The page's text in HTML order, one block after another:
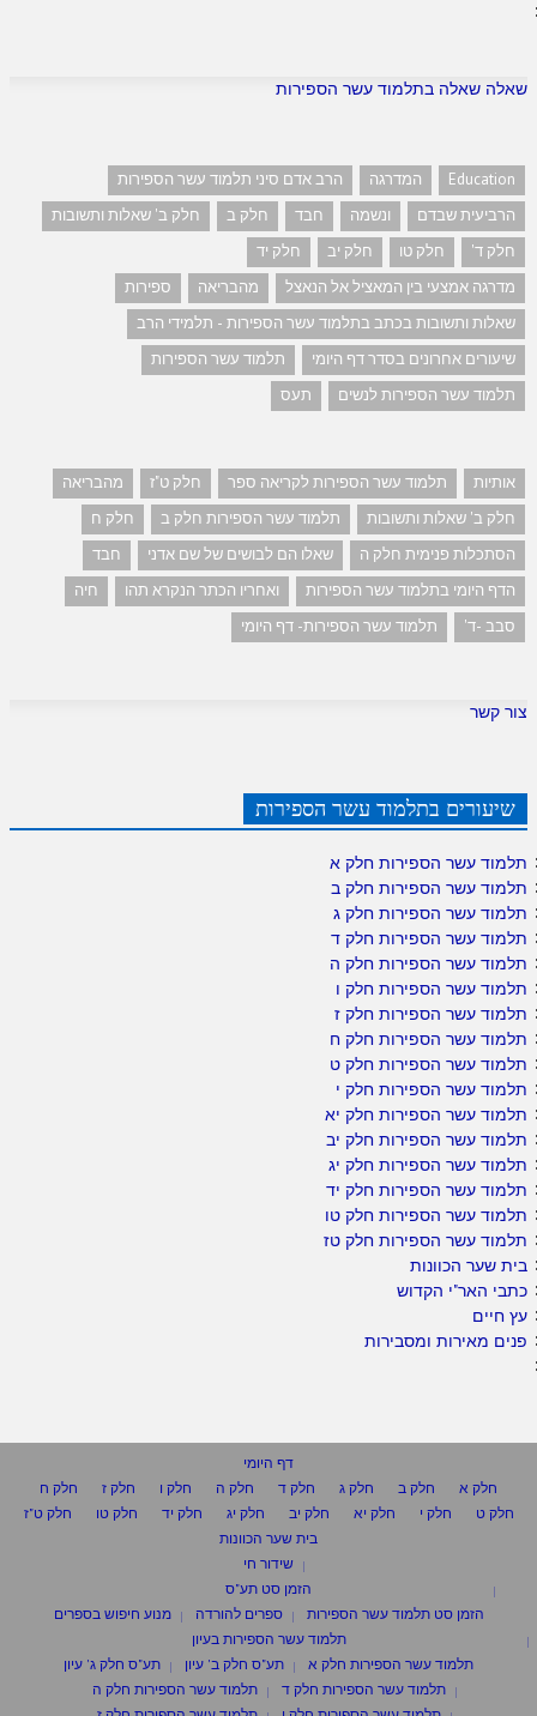
שאלה שאלה בתלמוד עשר הספירות
Education המדרגה
הרב אדם סיני תלמוד עשר הספירות
הרביעית שבדם
ונשמה חבד חלק ב
חלק ב' שאלות ותשובות
חלק ד'
חלק טו חלק יב
חלק יד
מדרגה אמצעי בין המאציל אל הנאצל
מהבריאה
ספירות
שאלות ותשובות בכתב בתלמוד עשר הספירות - תלמידי הרב
שיעורים אחרונים בסדר דף היומי
תלמוד עשר הספירות
תלמוד עשר הספירות לנשים
תעס
אותיות תלמוד עשר הספירות לקריאה ספר חלק ט"ז
מהבריאה
חלק ב' שאלות ותשובות
תלמוד עשר הספירות חלק ב
חלק ח
הסתכלות פנימית חלק ה
שאלו הם לבושים של שם אדני
חבד
הדף היומי בתלמוד עשר הספירות
ואחריו הכתר הנקרא תהו
חיה
סבב -ד'
תלמוד עשר הספירות- דף היומי
צור קשר
שיעורים בתלמוד עשר הספירות
תלמוד עשר הספירות חלק א
תלמוד עשר הספירות חלק ב
תלמוד עשר הספירות חלק ג
תלמוד עשר הספירות חלק ד
תלמוד עשר הספירות חלק ה
תלמוד עשר הספירות חלק ו
תלמוד עשר הספירות חלק ז
תלמוד עשר הספירות חלק ח
תלמוד עשר הספירות חלק ט
תלמוד עשר הספירות חלק י
תלמוד עשר הספירות חלק יא
תלמוד עשר הספירות חלק יב
תלמוד עשר הספירות חלק יג
תלמוד עשר הספירות חלק יד
תלמוד עשר הספירות חלק טו
תלמוד עשר הספירות חלק טז
בית שער הכוונות
כתבי האר"י הקדוש
עץ חיים
פנים מאירות ומסבירות
דף היומי
חלק א
חלק ב חלק ג חלק ד חלק ה חלק ו חלק ז
חלק ח
חלק ט
חלק י חלק יא חלק יב חלק יג חלק יד חלק טו
חלק ט"ז
בית שער הכוונות
שידור חי
הזמן סט תע"ס
הזמן סט תלמוד עשר הספירות
ספרים להורדה
מנוע חיפוש בספרים
תלמוד עשר הספירות בעיון
תלמוד עשר הספירות חלק א
תע"ס חלק ב' עיון
תע"ס חלק ג' עיון
תלמוד עשר הספירות חלק ד
תלמוד עשר הספירות חלק ה